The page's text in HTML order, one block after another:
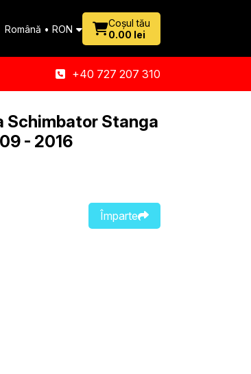
Română • RON
Coșul tău
0.00 lei
+40 727 207 310
Schimbator Stanga
- 2016
Împarte